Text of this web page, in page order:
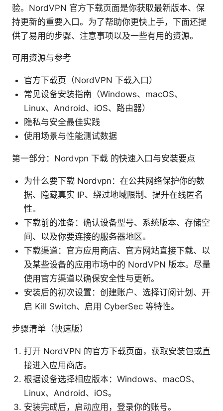
验。NordVPN 官方下载页面是你获取最新版本、保
持更新的重要入口。为了帮助你更快上手，下面还提
供了易用的步骤、注意事项以及一些有用的资源。
可用资源与参考
官方下载页（NordVPN 下载入口）
常见设备安装指南（Windows、macOS、
Linux、Android、iOS、路由器）
隐私与安全最佳实践
使用场景与性能测试数据
第一部分：Nordvpn 下载 的快速入口与安装要点
为什么要下载 Nordvpn：在公共网络保护你的数
据、隐藏真实 IP、绕过地域限制、提升在线匿名
性。
下载前的准备：确认设备型号、系统版本、存储空
间、以及你要连接的服务器地区。
下载渠道：官方应用商店、官方网站直接下载、以
及某些设备的应用市场中的 NordVPN 版本。尽量
使用官方渠道以确保安全性与更新。
安装后的初次设置：创建账户、选择订阅计划、开
启 Kill Switch、启用 CyberSec 等特性。
步骤清单（快速版）
打开 NordVPN 的官方下载页面，获取安装包或直
接进入应用商店。
根据设备选择相应版本：Windows、macOS、
Linux、Android、iOS。
安装完成后，启动应用，登录你的账号。